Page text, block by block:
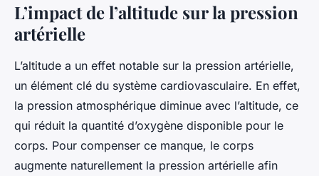
L’impact de l’altitude sur la pression
artérielle
L’altitude a un effet notable sur la pression artérielle,
un élément clé du système cardiovasculaire. En effet,
la pression atmosphérique diminue avec l’altitude, ce
qui réduit la quantité d’oxygène disponible pour le
corps. Pour compenser ce manque, le corps
augmente naturellement la pression artérielle afin